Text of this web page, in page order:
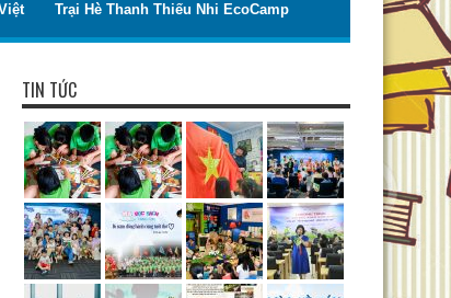
Trại Hè Thanh Thiếu Nhi EcoCamp
TIN TỨC